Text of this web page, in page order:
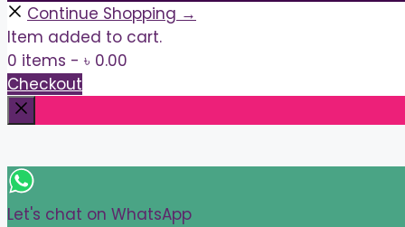
Continue Shopping →
Item added to cart.
0 items - ৳ 0.00
Checkout
Let's chat on WhatsApp